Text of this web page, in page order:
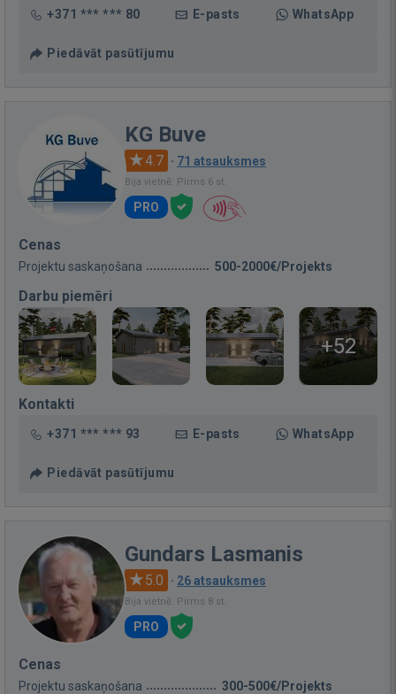
+371 *** *** 80 E-pasts WhatsApp
Piedāvāt pasūtījumu
KG Buve
4.7 · 71 atsauksmes
Bija vietnē: Pirms 6 st.
PRO
Cenas
Projektu saskaņošana 500-2000€/Projekts
Darbu piemēri
+52
Kontakti
+371 *** *** 93 E-pasts WhatsApp
Piedāvāt pasūtījumu
Gundars Lasmanis
5.0 · 26 atsauksmes
Bija vietnē: Pirms 8 st.
PRO
Cenas
Projektu saskaņošana 300-500€/Projekts